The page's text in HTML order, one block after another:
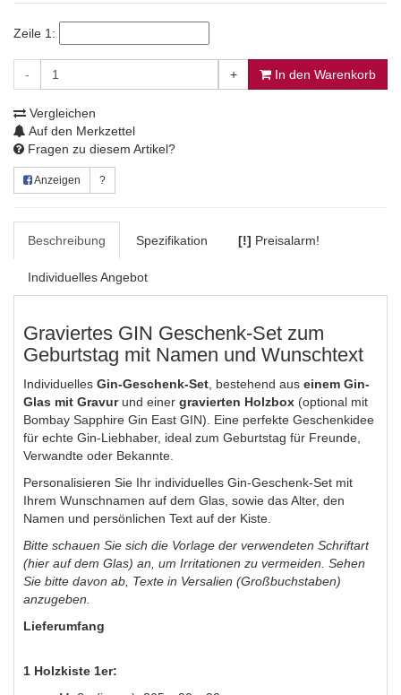
Zeile 1:
- + In den Warenkorb
Vergleichen
Auf den Merkzettel
Fragen zu diesem Artikel?
Anzeigen ?
Beschreibung Spezifikation [!] Preisalarm!
Individuelles Angebot
Graviertes GIN Geschenk-Set zum
Geburtstag mit Namen und Wunschtext
Individuelles Gin-Geschenk-Set , bestehend aus einem Gin-
Glas mit Gravurund einer gravierten Holzbox (optional mit
Bombay Sapphire Gin East GIN). Eine perfekte Geschenkidee
für echte Gin-Liebhaber, ideal zum Geburtstag für Freunde,
Verwandte oder Bekannte.
Personalisieren Sie Ihr individuelles Gin-Geschenk-Set mit
Ihrem Wunschnamen auf dem Glas, sowie das Alter, den
Namen und persönlichen Text auf der Kiste.
Bitte schauen Sie sich die Vorlage der verwendeten Schriftart
(hier auf dem Glas) an, um Irritationen zu vermeiden. Sehen
Sie bitte davon ab, Texte in Versalien (Großbuchstaben)
anzugeben.
Lieferumfang
1 Holzkiste 1er: